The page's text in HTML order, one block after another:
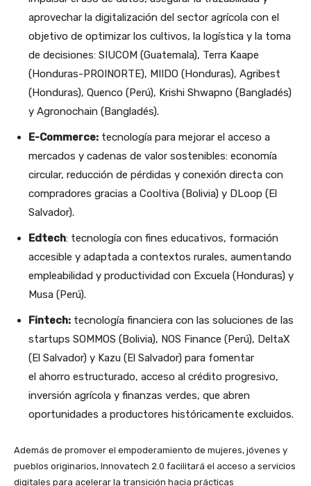
aprovechar la digitalización del sector agrícola con el
objetivo de optimizar los cultivos, la logística y la toma
de decisiones: SIUCOM (Guatemala), Terra Kaape
(Honduras-PROINORTE), MIIDO (Honduras), Agribest
(Honduras), Quenco (Perú), Krishi Shwapno (Bangladés)
y Agronochain (Bangladés).
E-Commerce: tecnología para mejorar el acceso a
mercados y cadenas de valor sostenibles: economía
circular, reducción de pérdidas y conexión directa con
compradores gracias a Cooltiva (Bolivia) y DLoop (El
Salvador).
Edtech: tecnología con fines educativos, formación
accesible y adaptada a contextos rurales, aumentando
empleabilidad y productividad con Excuela (Honduras) y
Musa (Perú).
Fintech: tecnología financiera con las soluciones de las
startups SOMMOS (Bolivia), NOS Finance (Perú), DeltaX
(El Salvador) y Kazu (El Salvador) para fomentar
el ahorro estructurado, acceso al crédito progresivo,
inversión agrícola y finanzas verdes, que abren
oportunidades a productores históricamente excluidos.
Además de promover el empoderamiento de mujeres, jóvenes y
pueblos originarios, Innovatech 2.0 facilitará el acceso a servicios
digitales para acelerar la transición hacia prácticas